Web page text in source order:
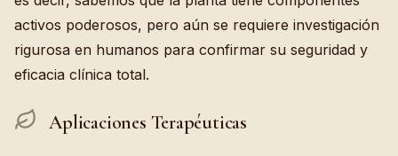
activos poderosos, pero aún se requiere investigación
rigurosa en humanos para confirmar su seguridad y
eficacia clínica total.
Aplicaciones Terapéuticas